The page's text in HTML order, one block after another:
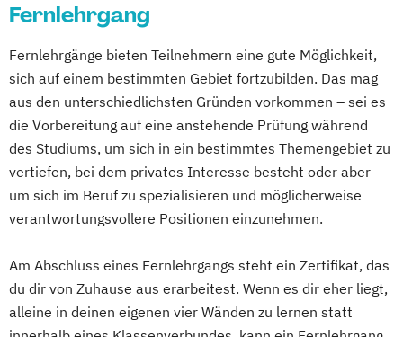
Finanzfachwirt:in (FH)
Handelsmanagement
Informatik und IT-Management
Maschinenbau und Management
Personalmanager:in (FH) Psychologie und
Recht
Pharmazieökonom:in (FH)
Produktionsmanager:in (FH) für
Produktmanager:in (FH)
Projektmanager:in (FH) für Werkzeug- und
Formenbau
Fernlehrgang
Fernlehrgänge bieten Teilnehmern eine gute Möglichkeit,
sich auf einem bestimmten Gebiet fortzubilden. Das mag
aus den unterschiedlichsten Gründen vorkommen – sei es
die Vorbereitung auf eine anstehende Prüfung während
des Studiums, um sich in ein bestimmtes Themengebiet zu
vertiefen, bei dem privates Interesse besteht oder aber
um sich im Beruf zu spezialisieren und möglicherweise
verantwortungsvollere Positionen einzunehmen.
Am Abschluss eines Fernlehrgangs steht ein Zertifikat, das
du dir von Zuhause aus erarbeitest. Wenn es dir eher liegt,
alleine in deinen eigenen vier Wänden zu lernen statt